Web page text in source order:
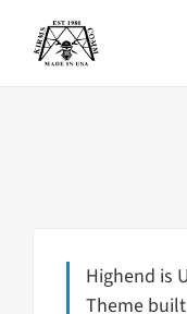
Highend is
Theme